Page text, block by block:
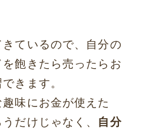
ているので、自分の
飽きたら売ったらお
きます。
味にお金が使えた
だけじゃなく、 自分